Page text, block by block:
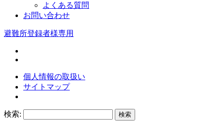
よくある質問
お問い合わせ
避難所登録者様専用
個人情報の取扱い
サイトマップ
検索: